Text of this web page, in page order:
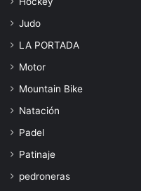
Judo
LA PORTADA
Motor
Mountain Bike
Natación
Padel
Patinaje
pedroneras